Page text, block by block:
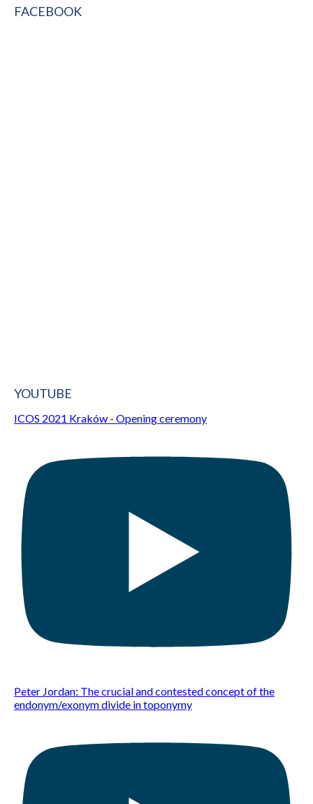
FACEBOOK
YOUTUBE
ICOS 2021 Kraków - Opening ceremony
Peter Jordan: The crucial and contested concept of the
endonym/exonym divide in toponymy